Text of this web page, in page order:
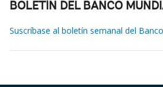
BOLETÍN DEL BANCO
Suscríbase al boletín semanal del